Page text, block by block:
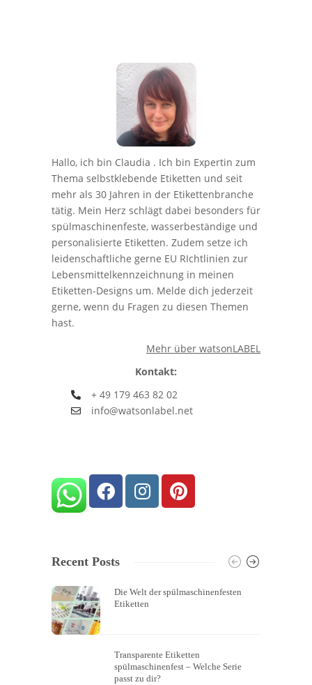
Hallo, ich bin Claudia . Ich bin Expertin zum
Thema selbstklebende Etiketten und seit
mehr als 30 Jahren in der Etikettenbranche
tätig. Mein Herz schlägt dabei besonders für
spülmaschinenfeste, wasserbeständige und
personalisierte Etiketten. Zudem setze ich
leidenschaftliche gerne EU RIchtlinien zur
Lebensmittelkennzeichnung in meinen
Etiketten-Designs um. Melde dich jederzeit
gerne, wenn du Fragen zu diesen Themen
hast.
Mehr über watsonLABEL
Kontakt:
+ 49 179 463 82 02
info@watsonlabel.net
Recent Posts
Die Welt der spülmaschinenfesten
Etiketten
Transparente Etiketten
spülmaschinenfest – Welche Serie
passt zu dir?